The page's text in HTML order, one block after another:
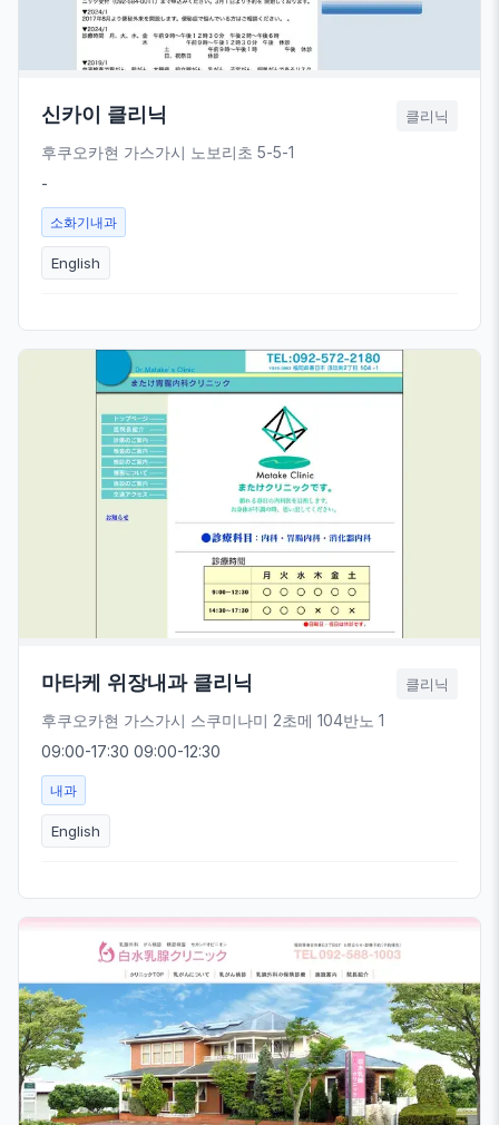
신카이 클리닉 클리닉
후쿠오카현 가스가시 노보리초 5-5-1
-
소화기내과
English
마타케 위장내과 클리닉 클리닉
후쿠오카현 가스가시 스쿠미나미 2초메 104반노 1
09:00-17:30 09:00-12:30
내과
English